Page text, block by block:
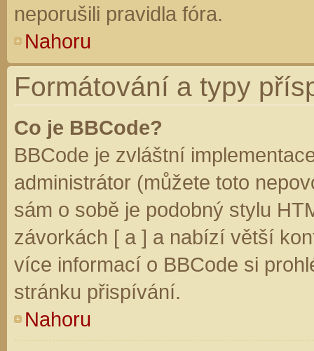
neporušili pravidla fóra.
Nahoru
Formátování a typy
Co je BBCode?
BBCode je zvláštní
administrátor (můžete toto
sám o sobě je podobný stylu
závorkách [ a ] a nabízí větší
více informací o BBCode si
stránku přispívání.
Nahoru